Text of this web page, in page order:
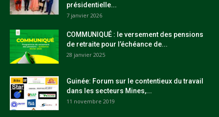
présidentielle...
7 janvier 2026
COMMUNIQUÉ : le versement des pensions
de retraite pour l’échéance de...
28 janvier 2025
Guinée: Forum sur le contentieux du travail
dans les secteurs Mines,...
11 novembre 2019